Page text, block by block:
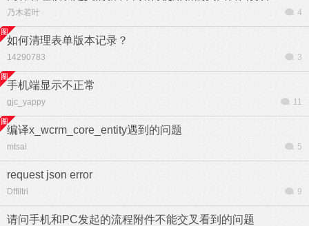
乃木若叶 4
如何清理表单版本记录？
14290783 3
手机端显示不正常
gjc_yappy 11
编译x_wcrm_core_entity遇到的问题
mtsai 5
request json error
Dffiltri 9
请问手机和PC发起的流程附件不能交叉看到的问题